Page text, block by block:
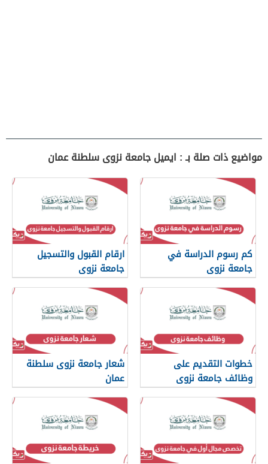
مواضيع ذات صلة بـ : ايميل جامعة نزوى سلطنة عمان
كم رسوم الدراسة في
جامعة نزوى
ارقام القبول والتسجيل
جامعة نزوى
خطوات التقديم على
وظائف جامعة نزوى
شعار جامعة نزوى سلطنة
عمان